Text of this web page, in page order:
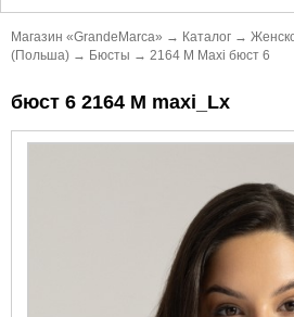
Магазин «GrandeMarca» → Каталог →
(Польша) → Бюсты → 2164 M Maxi бюст 6
бюст 6 2164 M maxi_Lx